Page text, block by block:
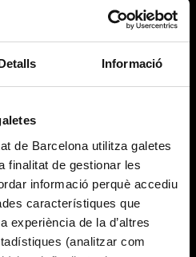
Informació
de Barcelona utilitza galetes
finalitat de gestionar les
informació perquè accediu
característiques que
experiència de la d’altres
(analitzar com